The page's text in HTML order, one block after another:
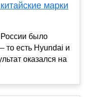
марки
России было
есть Hyundai и
оказался на